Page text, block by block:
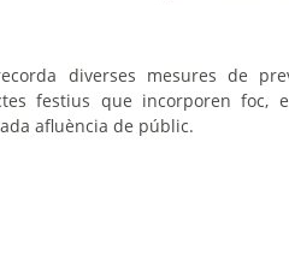
diverses mesures de
festius que incorporen foc,
afluència de públic.